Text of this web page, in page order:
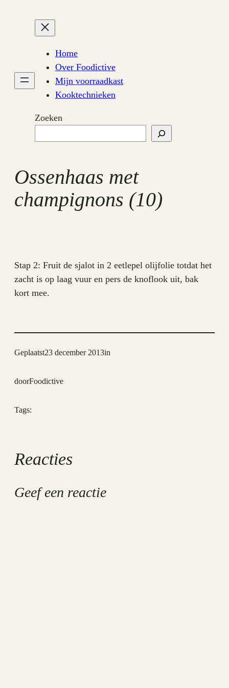
Home
Over Foodictive
Mijn voorraadkast
Kooktechnieken
Zoeken
Ossenhaas met
champignons (10)
Stap 2: Fruit de sjalot in 2 eetlepel olijfolie totdat het
zacht is op laag vuur en pers de knoflook uit, bak
kort mee.
Geplaatst23 december 2013in
doorFoodictive
Tags:
Reacties
Geef een reactie